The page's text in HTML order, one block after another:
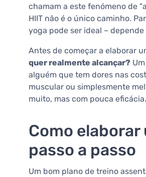
chamam a este fenómeno de
HIIT não é o único caminho.
yoga pode ser ideal –
Antes de começar a elaborar
quer realmente alcançar?
alguém que tem dores nas
muscular ou simplesmente
muito, mas com pouca eficácia.
Como
passo a passo
Um bom plano de treino